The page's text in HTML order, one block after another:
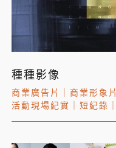
種種影像
商業廣告片 商業形象片
活動現場紀實
短紀錄